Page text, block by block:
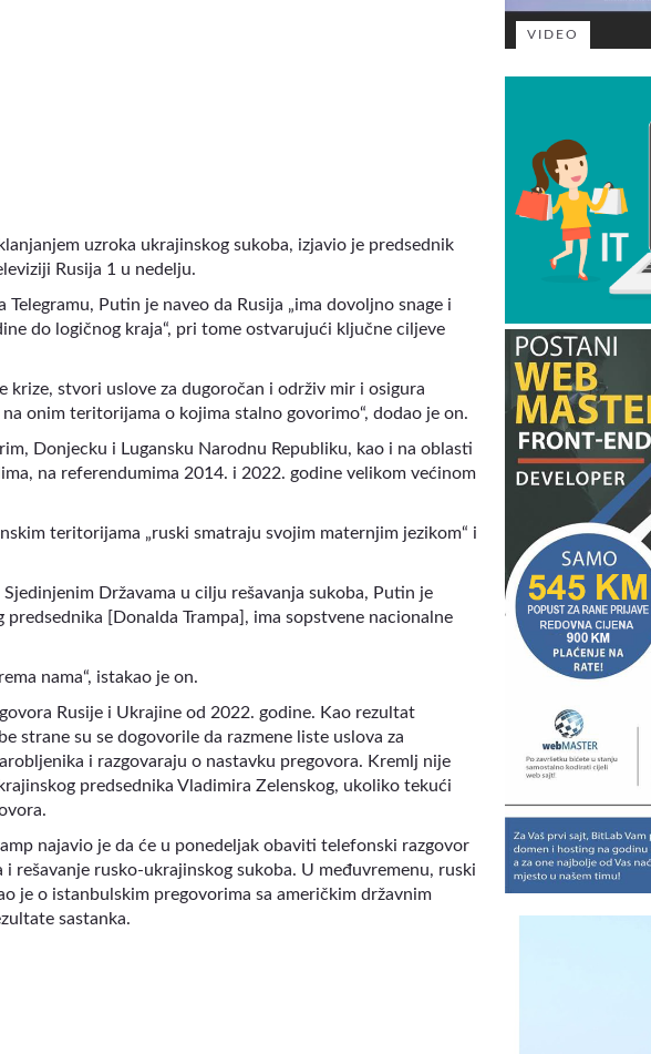
uzroka ukrajinskog sukoba, izjavio je predsednik
Rusija 1 u nedelju.
Putin je naveo da Rusija „ima dovoljno snage i
do logičnog kraja“, pri tome ostvarujući ključne ciljeve
krize, stvori uslove za dugoročan i održiv mir i osigura
onim teritorijama o kojima stalno govorimo“, dodao je on.
Donjecku i Lugansku Narodnu Republiku, kao i na oblasti
na referendumima 2014. i 2022. godine velikom većinom
teritorijama „ruski smatraju svojim maternjim jezikom“ i
Državama u cilju rešavanja sukoba, Putin je
[Donalda Trampa], ima sopstvene nacionalne
nama“, istakao je on.
Rusije i Ukrajine od 2022. godine. Kao rezultat
strane su se dogovorile da razmene liste uslova za
i razgovaraju o nastavku pregovora. Kremlj nije
predsednika Vladimira Zelenskog, ukoliko tekući
najavio je da će u ponedeljak obaviti telefonski razgovor
rešavanje rusko-ukrajinskog sukoba. U međuvremenu, ruski
je o istanbulskim pregovorima sa američkim državnim
sastanka.
VIDEO